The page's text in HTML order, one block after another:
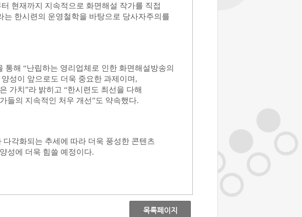
현재까지 지속적으로 화면해설 작가를 직접
는 한시련의 운영철학을 바탕으로 당사자주의를
통해 “난립하는 영리업체로 인한 화면해설방송의
성이 앞으로도 더욱 중요한 과제이며 ,
가치 ”라 밝히고 “한시련도 최선을 다해
들의 지속적인 처우 개선”도 약속했다.
각화되는 추세에 따라 더욱 풍성한 콘텐츠
성에 더욱 힘쓸 예정이다.
목록페이지